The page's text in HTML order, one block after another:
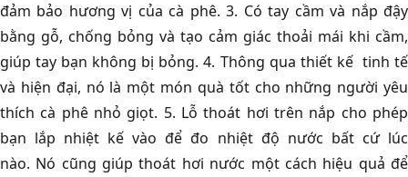
đảm bảo hương vị của cà phê. 3. Có tay cầm và nắp đậy
bằng gỗ, chống bỏng và tạo cảm giác thoải mái khi cầm,
giúp tay bạn không bị bỏng. 4. Thông qua thiết kế tinh tế
và hiện đại, nó là một món quà tốt cho những người yêu
thích cà phê nhỏ giọt. 5. Lỗ thoát hơi trên nắp cho phép
bạn lắp nhiệt kế vào để đo nhiệt độ nước bất cứ lúc
nào. Nó cũng giúp thoát hơi nước một cách hiệu quả để